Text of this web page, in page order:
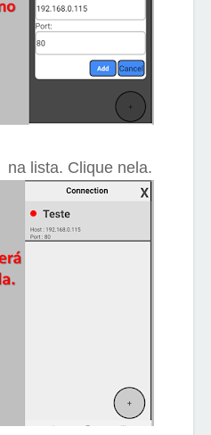
na lista. Clique nela.